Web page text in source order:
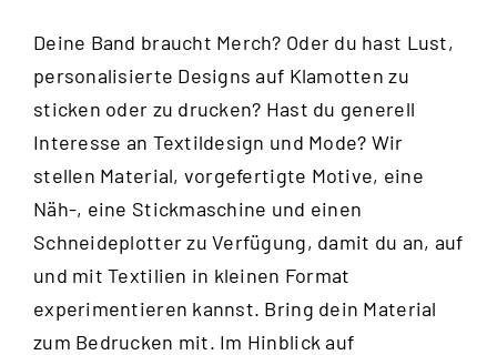
Deine Band braucht Merch? Oder du hast Lust,
personalisierte Designs auf Klamotten zu
sticken oder zu drucken? Hast du generell
Interesse an Textildesign und Mode? Wir
stellen Material, vorgefertigte Motive, eine
Näh-, eine Stickmaschine und einen
Schneideplotter zu Verfügung, damit du an, auf
und mit Textilien in kleinen Format
experimentieren kannst. Bring dein Material
zum Bedrucken mit. Im Hinblick auf